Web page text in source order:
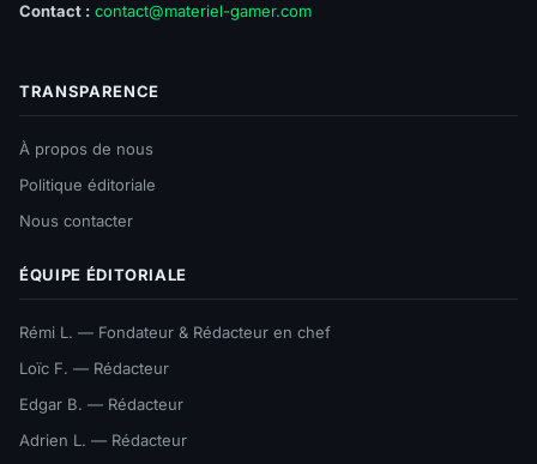
Contact : contact@materiel-gamer.com
TRANSPARENCE
À propos de nous
Politique éditoriale
Nous contacter
ÉQUIPE ÉDITORIALE
Rémi L. — Fondateur & Rédacteur en chef
Loïc F. — Rédacteur
Edgar B. — Rédacteur
Adrien L. — Rédacteur